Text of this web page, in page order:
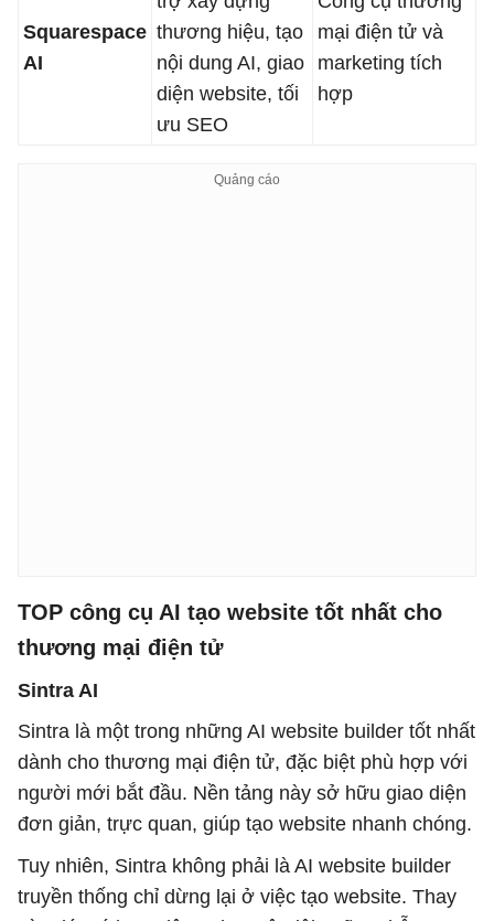
Squarespace
AI
thương hiệu, tạo
nội dung AI, giao
diện website, tối
ưu SEO
mại điện tử và
marketing tích
hợp
TOP công cụ AI tạo website tốt nhất cho
thương mại điện tử
Sintra AI
Sintra là một trong những AI website builder tốt nhất
dành cho thương mại điện tử, đặc biệt phù hợp với
người mới bắt đầu. Nền tảng này sở hữu giao diện
đơn giản, trực quan, giúp tạo website nhanh chóng.
Tuy nhiên, Sintra không phải là AI website builder
truyền thống chỉ dừng lại ở việc tạo website. Thay